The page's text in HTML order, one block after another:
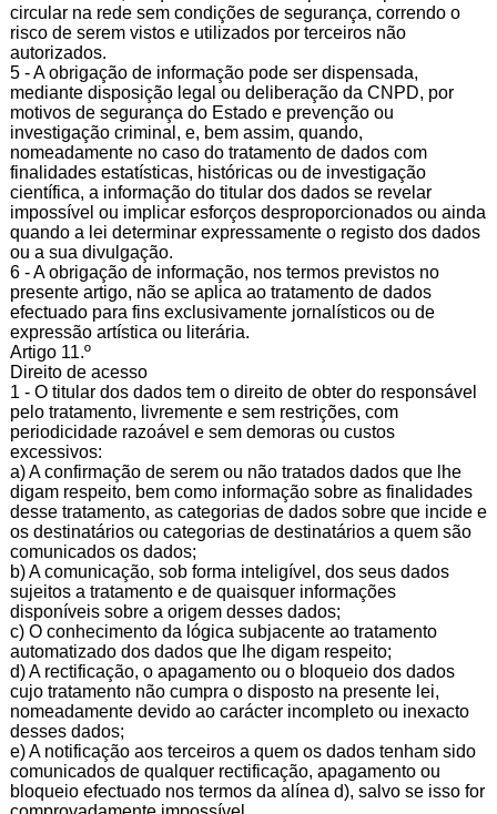
circular na rede sem condições de segurança, correndo o
risco de serem vistos e utilizados por terceiros não
autorizados.
5 - A obrigação de informação pode ser dispensada,
mediante disposição legal ou deliberação da CNPD, por
motivos de segurança do Estado e prevenção ou
investigação criminal, e, bem assim, quando,
nomeadamente no caso do tratamento de dados com
finalidades estatísticas, históricas ou de investigação
científica, a informação do titular dos dados se revelar
impossível ou implicar esforços desproporcionados ou ainda
quando a lei determinar expressamente o registo dos dados
ou a sua divulgação.
6 - A obrigação de informação, nos termos previstos no
presente artigo, não se aplica ao tratamento de dados
efectuado para fins exclusivamente jornalísticos ou de
expressão artística ou literária.
Artigo 11.º
Direito de acesso
1 - O titular dos dados tem o direito de obter do responsável
pelo tratamento, livremente e sem restrições, com
periodicidade razoável e sem demoras ou custos
excessivos:
a) A confirmação de serem ou não tratados dados que lhe
digam respeito, bem como informação sobre as finalidades
desse tratamento, as categorias de dados sobre que incide e
os destinatários ou categorias de destinatários a quem são
comunicados os dados;
b) A comunicação, sob forma inteligível, dos seus dados
sujeitos a tratamento e de quaisquer informações
disponíveis sobre a origem desses dados;
c) O conhecimento da lógica subjacente ao tratamento
automatizado dos dados que lhe digam respeito;
d) A rectificação, o apagamento ou o bloqueio dos dados
cujo tratamento não cumpra o disposto na presente lei,
nomeadamente devido ao carácter incompleto ou inexacto
desses dados;
e) A notificação aos terceiros a quem os dados tenham sido
comunicados de qualquer rectificação, apagamento ou
bloqueio efectuado nos termos da alínea d), salvo se isso for